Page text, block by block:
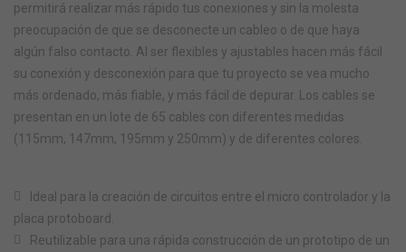
permitirá realizar más rápido tus conexiones y sin la molesta
preocupación de que se desconecte un cableo o de que haya
algún falso contacto. Al ser flexibles y ajustables hacen más fácil
su conexión y desconexión para que tu proyecto se vea mucho
más ordenado, más fiable, y más fácil de depurar. Los cables se
presentan en un lote de 65 cables con diferentes medidas
(115mm, 147mm, 195mm y 250mm) y de diferentes colores.
Ideal para la creación de circuitos entre el micro controlador y la
placa protoboard.
Reutilizable para una rápida construcción de un prototipo de un